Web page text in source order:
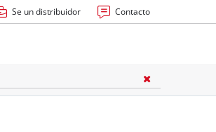
Se un distribuidor Contacto